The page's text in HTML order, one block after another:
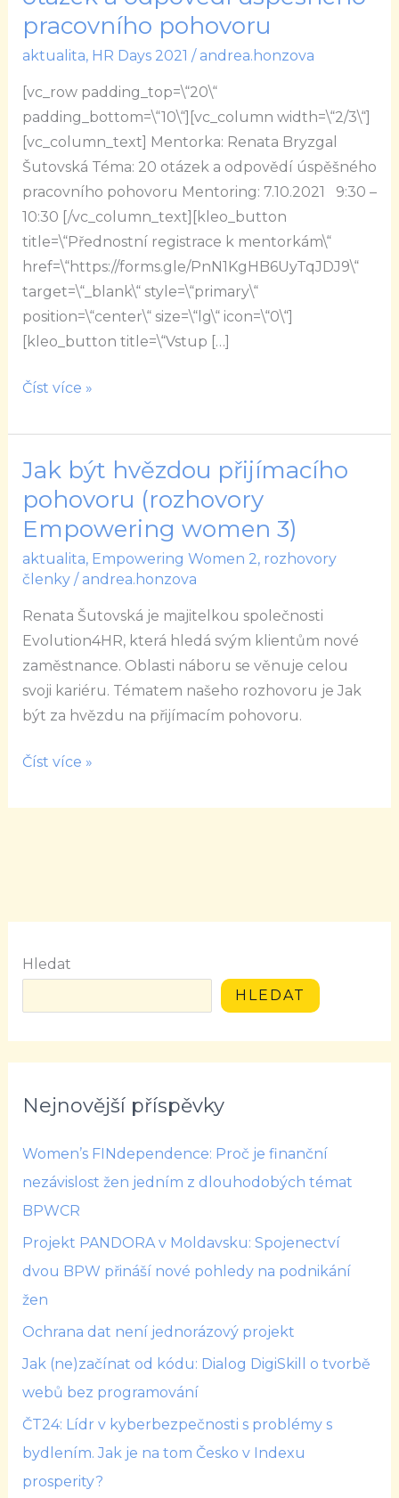
pracovního pohovoru
aktualita, HR Days 2021 / andrea.honzova
[vc_row padding_top=\“20\“
padding_bottom=\“10\“][vc_column width=\“2/3\“]
[vc_column_text] Mentorka: Renata Bryzgal
Šutovská Téma: 20 otázek a odpovědí úspěšného
pracovního pohovoru Mentoring: 7.10.2021 9:30 –
10:30 [/vc_column_text][kleo_button
title=\“Přednostní registrace k mentorkám\“
href=\“https://forms.gle/PnN1KgHB6UyTqJDJ9\“
target=\“_blank\“ style=\“primary\“
position=\“center\“ size=\“lg\“ icon=\“0\“]
[kleo_button title=\“Vstup […]
20
otázek
a
odpovědí
úspěšného
pracovního
pohovoru
Číst více »
Jak být hvězdou přijímacího
pohovoru (rozhovory
Empowering women 3)
aktualita, Empowering Women 2, rozhovory
členky/ andrea.honzova
Renata Šutovská je majitelkou společnosti
Evolution4HR, která hledá svým klientům nové
zaměstnance. Oblasti náboru se věnuje celou
svoji kariéru. Tématem našeho rozhovoru je Jak
být za hvězdu na přijímacím pohovoru.
Jak
být
hvězdou
přijímacího
pohovoru
(rozhovory
Empowering
women
3)
Číst více »
Hledat
HLEDAT
Nejnovější příspěvky
Women’s FINdependence: Proč je finanční
nezávislost žen jedním z dlouhodobých témat
BPWCR
Projekt PANDORA v Moldavsku: Spojenectví
dvou BPW přináší nové pohledy na podnikání
žen
Ochrana dat není jednorázový projekt
Jak (ne)začínat od kódu: Dialog DigiSkill o tvorbě
webů bez programování
ČT24: Lídr v kyberbezpečnosti s problémy s
bydlením. Jak je na tom Česko v Indexu
prosperity?